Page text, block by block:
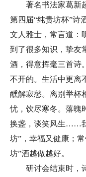
著名书法家葛新超
第四届“纯贵坊杯”诗
文人雅士，常言道：
到了很多知识，挚友
酒，得意挥毫三首诗
不开的。生活中更离
醺解寂愁。离别举杯
忧，饮尽寒冬。落魄
换盏，谈笑风生……
坊”，幸福又健康；
坊”酒越做越好。
研讨会结束时，诗